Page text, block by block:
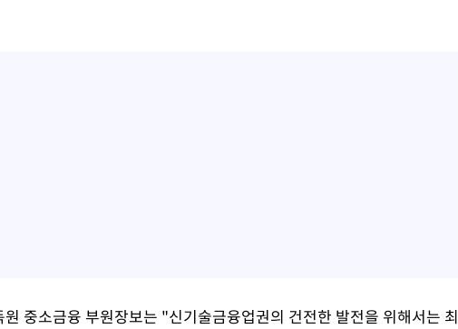
중소금융 부원장보는 "신기술금융업권의 건전한 발전을 위해서는 최